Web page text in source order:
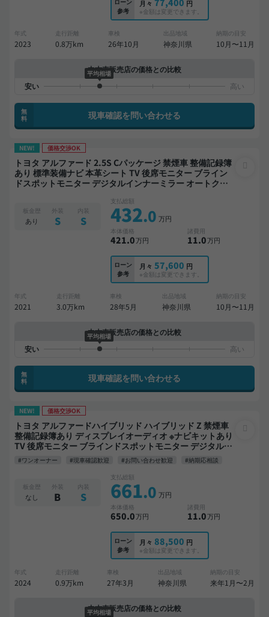
参考
月々 77,400 円
※金額は変更できます。
年式
2023
走行距離
0.8万km
車検
26年10月
出品地域
神奈川県
納期の目安
10月〜11月
中古車販売店の価格との比較
平均相場
無
料
現車確認を問い合わせる
NEW! 価格交渉OK
トヨタ アルファード 2.5S Cパッケージ 禁煙車 整備記録簿
あり 標準装備ナビ 本革シート TV 後席モニター ブライン
ドスポットモニター デジタルインナーミラー オートクル
ーフ 電動バックドア バックモニター ドライブレコーダー
社外アルミ 衝突軽減 両側電動スライドドア 7人乗り
板金歴
あり
外装
S
内装
S
支払総額
432.0 万円
本体価格
421.0万円
諸費用
11.0万円
ローン
参考
月々 57,600 円
※金額は変更できます。
年式
2021
走行距離
3.0万km
車検
28年5月
出品地域
神奈川県
納期の目安
10月〜11月
中古車販売店の価格との比較
平均相場
無
料
現車確認を問い合わせる
NEW! 価格交渉OK
トヨタ アルファードハイブリッド ハイブリッド Z 禁煙車
整備記録簿あり ディスプレイオーディオ ※ナビキットあり
TV 後席モニター ブラインドスポットモニター デジタルイ
ンナーミラー オートクルーズ 3列シート スマートキー
ETC 電動バックドア バックモニター 全方位カメラ ドライ
ブレコーダー 衝突軽減 両側電動スライドドア 7人乗り
#ワンオーナー #現車確認歓迎 #お問い合わせ歓迎 #納期応相談
板金歴
なし
外装
B
内装
S
支払総額
661.0 万円
本体価格
650.0万円
諸費用
11.0万円
ローン
参考
月々 88,500 円
※金額は変更できます。
年式
2024
走行距離
0.9万km
車検
27年3月
出品地域
神奈川県
納期の目安
来年1月〜2月
中古車販売店の価格との比較
平均相場